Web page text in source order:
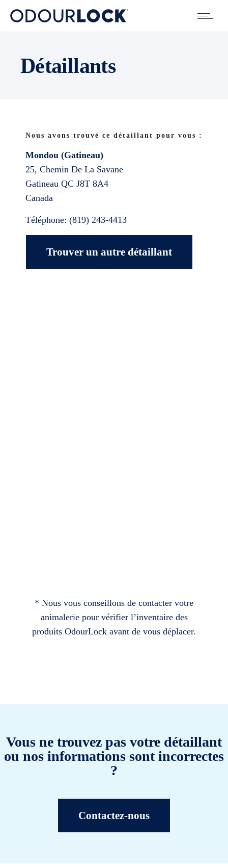
Détaillants
Nous avons trouvé ce détaillant pour vous :
Mondou (Gatineau)
25, Chemin De La Savane
Gatineau QC J8T 8A4
Canada
Téléphone: (819) 243-4413
Trouver un autre détaillant
* Nous vous conseillons de contacter votre
animalerie pour vérifier l’inventaire des
produits OdourLock avant de vous déplacer.
Vous ne trouvez pas votre détaillant
ou nos informations sont incorrectes
?
Contactez-nous